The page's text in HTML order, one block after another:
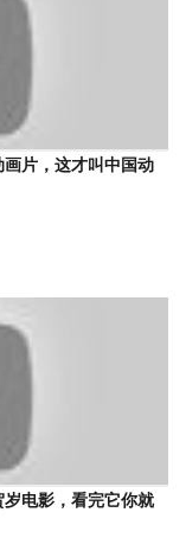
画片，这才叫中国动
岁电影，看完它你就